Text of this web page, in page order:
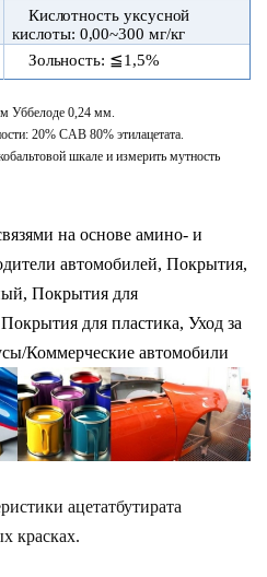
Кислотность уксусной
кислоты: 0,00~300 мг/кг
Зольность: ≦1,5%
Уббелоде 0,24 мм.
20% CAB 80% этилацетата.
шкале и измерить мутность
на основе амино- и
автомобилей, Покрытия,
Покрытия для
для пластика, Уход за
Коммерческие автомобили
ацетатбутирата
красках.